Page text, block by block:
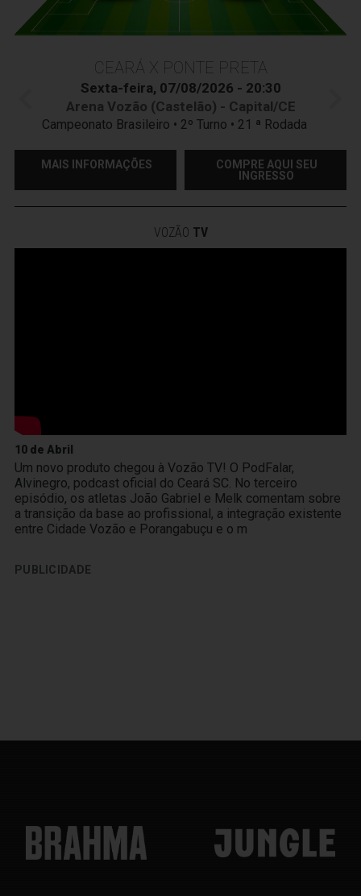
CEARÁ X PONTE PRETA
Sexta-feira, 07/08/2026 - 20:30
Arena Vozão (Castelão) - Capital/CE
Campeonato Brasileiro • 2º Turno • 21 ª Rodada
MAIS INFORMAÇÕES
COMPRE AQUI SEU
INGRESSO
VOZÃO TV
10 de Abril
Um novo produto chegou à Vozão TV! O PodFalar,
Alvinegro, podcast oficial do Ceará SC. No terceiro
episódio, os atletas João Gabriel e Melk comentam sobre
a transição da base ao profissional, a integração existente
entre Cidade Vozão e Porangabuçu e o m
PUBLICIDADE